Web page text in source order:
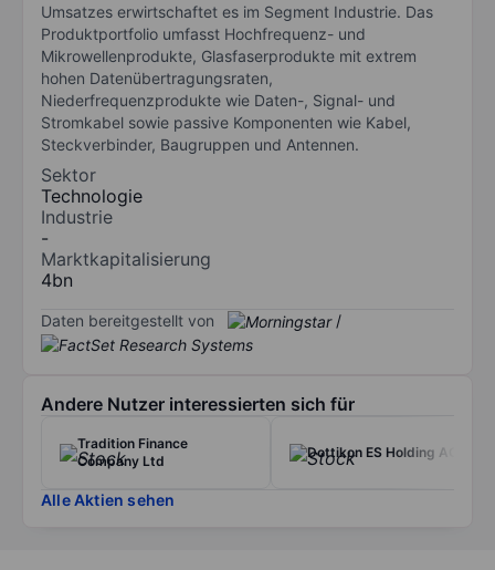
Umsatzes erwirtschaftet es im Segment Industrie. Das
Produktportfolio umfasst Hochfrequenz- und
Mikrowellenprodukte, Glasfaserprodukte mit extrem
hohen Datenübertragungsraten,
Niederfrequenzprodukte wie Daten-, Signal- und
Stromkabel sowie passive Komponenten wie Kabel,
Steckverbinder, Baugruppen und Antennen.
Sektor
Technologie
Industrie
-
Marktkapitalisierung
4bn
Daten bereitgestellt von /
Andere Nutzer interessierten sich für
Tradition Finance
Company Ltd
Dottikon ES Holding AG
Alle Aktien sehen